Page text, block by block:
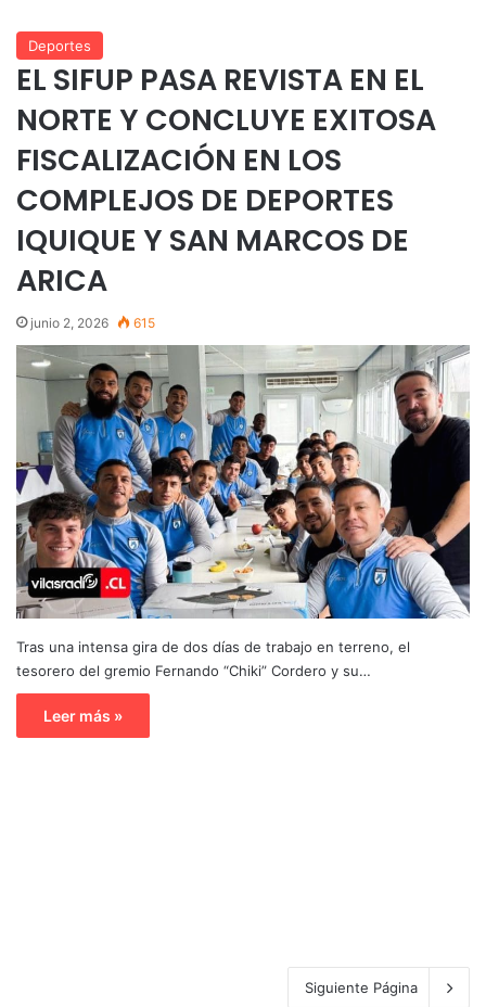
Deportes
EL SIFUP PASA REVISTA EN EL
NORTE Y CONCLUYE EXITOSA
FISCALIZACIÓN EN LOS
COMPLEJOS DE DEPORTES
IQUIQUE Y SAN MARCOS DE
ARICA
junio 2, 2026 615
Tras una intensa gira de dos días de trabajo en terreno, el
tesorero del gremio Fernando “Chiki” Cordero y su…
Leer más »
Siguiente Página